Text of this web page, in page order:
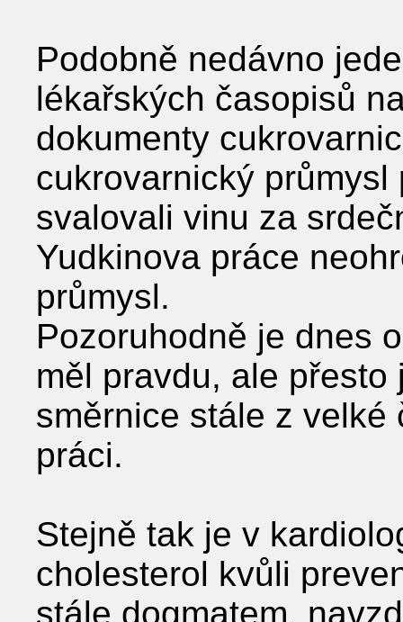
Podobně nedávno
lékařských časopisů
dokumenty
cukrovarnický
svalovali vinu za
Yudkinova práce
průmysl.
Pozoruhodně je dnes
měl pravdu, ale
směrnice stále z
práci.
Stejně tak je v
cholesterol kvůli
stále dogmatem,